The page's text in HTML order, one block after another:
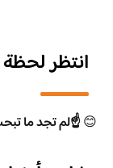
انتظر لحظة
😊☝️لم تجد ما